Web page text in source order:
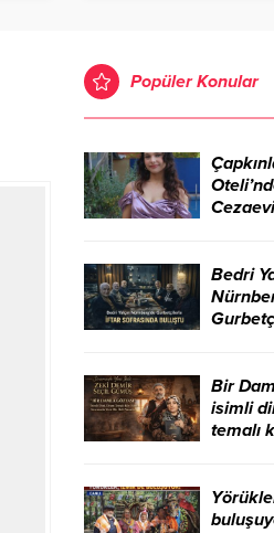
Popüler Konular
Bedri
Bir
isimli
temalı